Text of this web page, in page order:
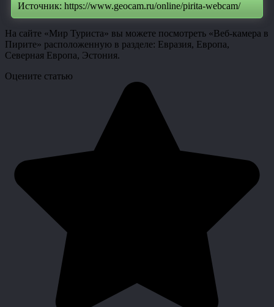
Источник: https://www.geocam.ru/online/pirita-webcam/
На сайте «Мир Туриста» вы можете посмотреть «Веб-камера в
Пирите» расположенную в разделе: Евразия, Европа,
Северная Европа, Эстония.
Оцените статью